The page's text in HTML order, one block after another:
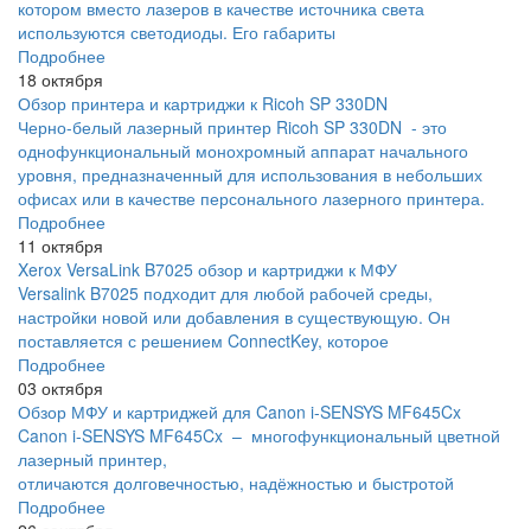
котором вместо лазеров в качестве источника света
используются светодиоды. Его габариты
Подробнее
18 октября
Обзор принтера и картриджи к Ricoh SP 330DN
Черно-белый лазерный принтер Ricoh SP 330DN - это
однофункциональный монохромный аппарат начального
уровня, предназначенный для использования в небольших
офисах или в качестве персонального лазерного принтера.
Подробнее
11 октября
Xerox VersaLink B7025 обзор и картриджи к МФУ
Versalink B7025 подходит для любой рабочей среды,
настройки новой или добавления в существующую. Он
поставляется с решением ConnectKey, которое
Подробнее
03 октября
Обзор МФУ и картриджей для Canon i-SENSYS MF645Cx
Canon i-SENSYS MF645Cx – многофункциональный цветной
лазерный принтер,
отличаются долговечностью, надёжностью и быстротой
Подробнее